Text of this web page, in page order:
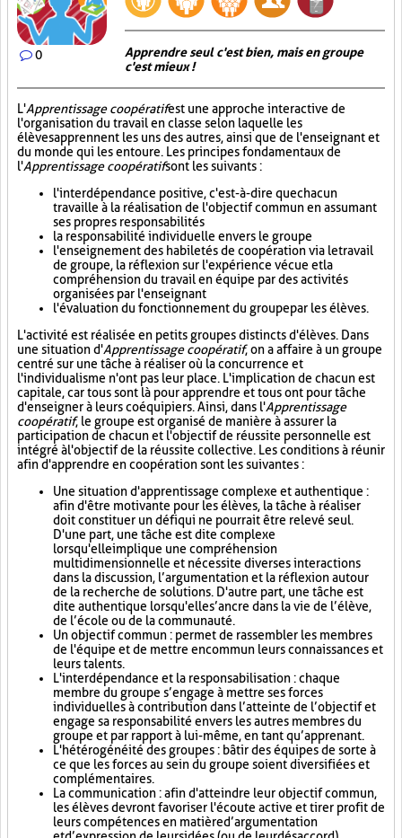
0
Apprendre seul c'est bien, mais en groupe
c'est mieux !
L'Apprentissage coopératifest une approche interactive de
l'organisation du travail en classe selon laquelle les
élèves apprennent les uns des autres, ainsi que de l'enseignant et
du monde qui les entoure. Les principes fondamentaux de
l'Apprentissage coopératifsont les suivants :
l'interdépendance positive, c'est-à-dire que chacun
travaille à la réalisation de l'objectif commun en assumant
ses propres responsabilités
la responsabilité individuelle envers le groupe
l'enseignement des habiletés de coopération via le travail
de groupe, la réflexion sur l'expérience vécue et la
compréhension du travail en équipe par des activités
organisées par l'enseignant
l'évaluation du fonctionnement du groupe par les élèves.
L'activité est réalisée en petits groupes distincts d'élèves. Dans
une situation d'Apprentissage coopératif, on a affaire à un groupe
centré sur une tâche à réaliser où la concurrence et
l'individualisme n'ont pas leur place. L'implication de chacun est
capitale, car tous sont là pour apprendre et tous ont pour tâche
d'enseigner à leurs coéquipiers. Ainsi, dans l'Apprentissage
coopératif, le groupe est organisé de manière à assurer la
participation de chacun et l'objectif de réussite personnelle est
intégré à l'objectif de la réussite collective. Les conditions à réunir
afin d'apprendre en coopération sont les suivantes :
Une situation d'apprentissage complexe et authentique :
afin d'être motivante pour les élèves, la tâche à réaliser
doit constituer un défi qui ne pourrait être relevé seul.
D'une part, une tâche est dite complexe
lorsqu'elle implique une compréhension
multidimensionnelle et nécessite diverses interactions
dans la discussion, l’argumentation et la réflexion autour
de la recherche de solutions. D'autre part, une tâche est
dite authentique lorsqu'elle s’ancre dans la vie de l’élève,
de l’école ou de la communauté.
Un objectif commun : permet de rassembler les membres
de l'équipe et de mettre en commun leurs connaissances et
leurs talents.
L'interdépendance et la responsabilisation : chaque
membre du groupe s’engage à mettre ses forces
individuelles à contribution dans l’atteinte de l’objectif et
engage sa responsabilité envers les autres membres du
groupe et par rapport à lui-même, en tant qu’apprenant.
L'hétérogénéité des groupes : bâtir des équipes de sorte à
ce que les forces au sein du groupe soient diversifiées et
complémentaires.
La communication : afin d'atteindre leur objectif commun,
les élèves devront favoriser l'écoute active et tirer profit de
leurs compétences en matière d’argumentation